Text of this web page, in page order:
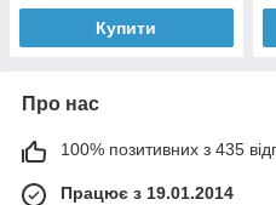
Купити
Про нас
100% позитивних з 435
Працює з 19.01.2014